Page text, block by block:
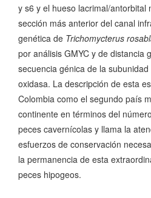
y s6 y el hueso lacrimal/antorbital
sección más anterior del canal
genética de Trichomycterus
por análisis GMYC y de distancia
secuencia génica de la
oxidasa. La descripción de esta
Colombia como el segundo país
continente en términos del
peces cavernícolas y llama la
esfuerzos de conservación
la permanencia de esta
peces hipogeos.